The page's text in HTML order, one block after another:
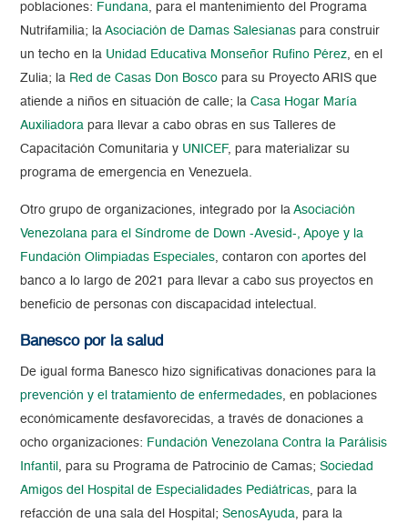
poblaciones: Fundana, para el mantenimiento del Programa
Nutrifamilia; laAsociación de Damas Salesianas para construir
un techo en la Unidad Educativa Monseñor Rufino Pérez, en el
Zulia; la Red de Casas Don Bosco para su Proyecto ARIS que
atiende a niños en situación de calle; laCasa Hogar María
Auxiliadora para llevar a cabo obras en sus Talleres de
Capacitación Comunitaria y UNICEF, para materializar su
programa de emergencia en Venezuela.
Otro grupo de organizaciones, integrado por laAsociación
Venezolana para el Síndrome de Down -Avesid-, Apoye y la
Fundación Olimpiadas Especiales, contaron conaportes del
banco a lo largo de 2021 para llevar a cabo sus proyectos en
beneficio de personas con discapacidad intelectual.
Banesco por la salud
De igual forma Banesco hizo significativas donaciones para la
prevención y el tratamiento de enfermedades, en poblaciones
económicamente desfavorecidas, a través de donaciones a
ocho organizaciones: Fundación Venezolana Contra la Parálisis
Infantil , para su Programa de Patrocinio de Camas;Sociedad
Amigos del Hospital de Especialidades Pediátricas, para la
refacción de una sala del Hospital;SenosAyuda, para la